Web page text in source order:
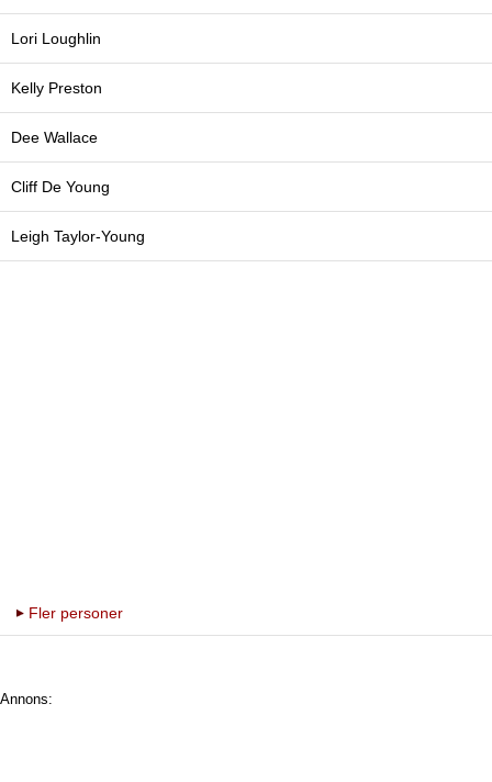
Lori Loughlin
Kelly Preston
Dee Wallace
Cliff De Young
Leigh Taylor-Young
Fler personer
Annons: